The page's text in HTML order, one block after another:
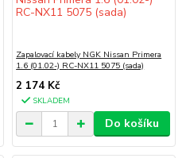
Zapalovací kabely NGK Nissan Primera
1.6 (01.02-) RC-NX11 5075 (sada)
2 174 Kč
SKLADEM
Do košíku